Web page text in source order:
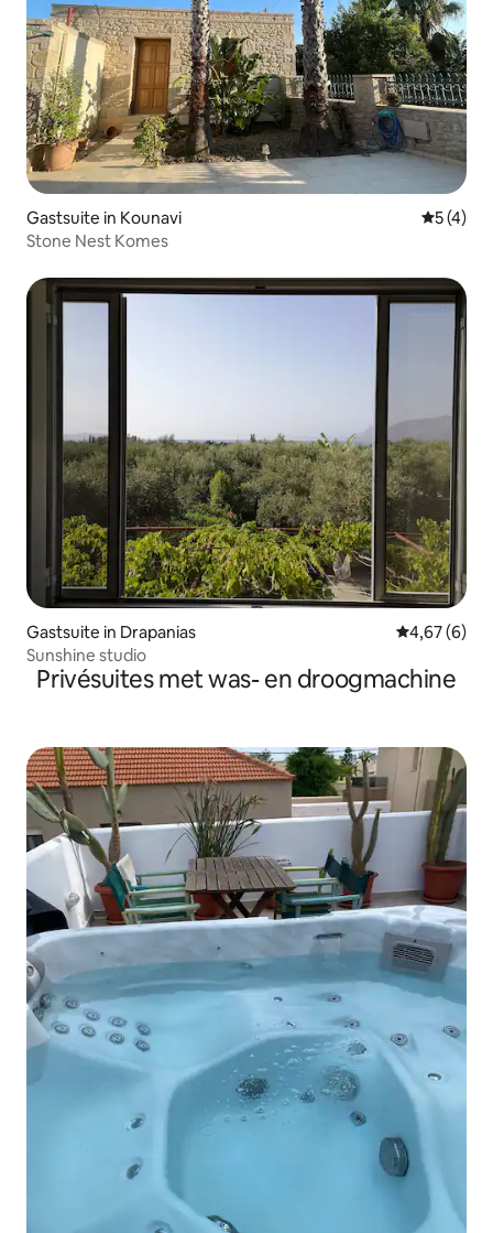
Gastsuite in Kounavi
5 (4)
Stone Nest Komes
Gastsuite in Drapanias Gemiddelde
4,67 (6)
Sunshine studio
Privésuites met was- en droogmachine